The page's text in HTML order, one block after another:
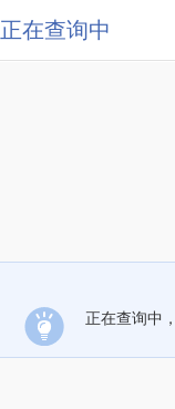
正在查询中
正在查询中